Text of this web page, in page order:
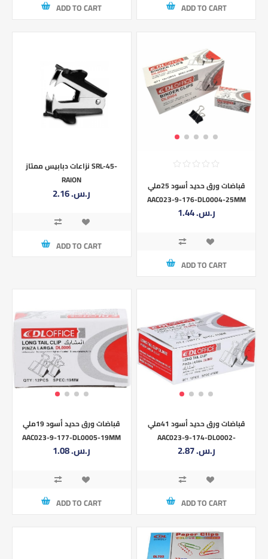
ADD TO CART ADD TO CART
نزاعات دبابيس ممتاز SRL-45-
RAION
2.16 ر.س.‏
ADD TO CART
قباضات ورق حديد أسود 25ملي
AAC023-9-176-DL0004-25MM
1.44 ر.س.‏
ADD TO CART
قباضات ورق حديد أسود 19ملي
AAC023-9-177-DL0005-19MM
1.08 ر.س.‏
ADD TO CART
قباضات ورق حديد أسود 41ملي
AAC023-9-174-DL0002-
41MM2.87 ر.س.‏
ADD TO CART